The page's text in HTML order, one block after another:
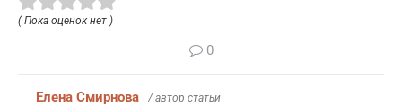
( Пока оценок нет )
0
Елена Смирнова / автор статьи